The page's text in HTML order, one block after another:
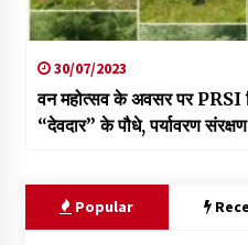
30/07/2023
वन महोत्सव के अवसर पर PRSI
“देवदार” के पौधे, पर्यावरण
Popular